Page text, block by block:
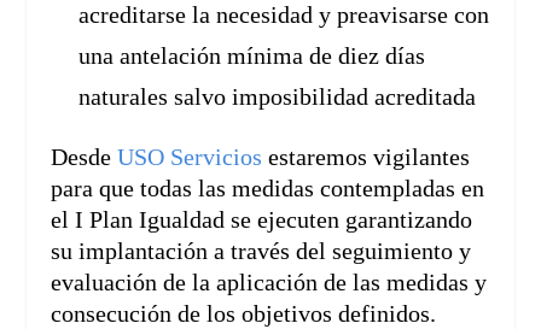
acreditarse la necesidad y preavisarse con
una antelación mínima de diez días
naturales salvo imposibilidad acreditada
DesdeUSO Servicios estaremos vigilantes
para que todas las medidas contempladas en
el I Plan Igualdad se ejecuten garantizando
su implantación a través del seguimiento y
evaluación de la aplicación de las medidas y
consecución de los objetivos definidos.